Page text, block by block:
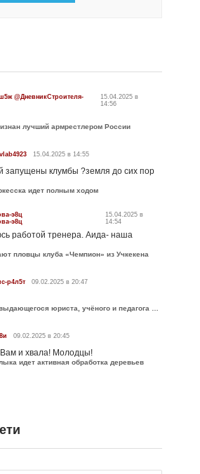
@ДневникСтроителя-
15.04.2025 в
14:56
лучший армрестлером России
15.04.2025 в 14:55
запущены клумбы ?земля до сих пор
идет полным ходом
э8ц
э8ц
15.04.2025 в
14:54
работой тренера. Аида- наша
пловцы клуба «Чемпион» из Учкекена
р4л5т 09.02.2025 в 20:47
09.02.2025 в 20:45
Вам и хвала! Молодцы!
идет активная обработка деревьев